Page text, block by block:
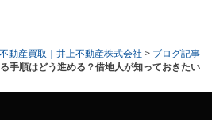
動産買取｜井上不動産株式会社 > ブログ記事
手順はどう進める？借地人が知っておきたい